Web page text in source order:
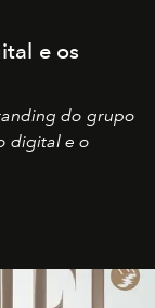
e os
do grupo
digital e o